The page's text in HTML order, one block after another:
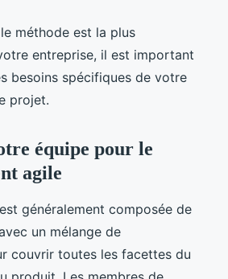
méthode est la plus
entreprise, il est important
besoins spécifiques de votre
projet.
équipe pour le
agile
généralement composée de
un mélange de
couvrir toutes les facettes du